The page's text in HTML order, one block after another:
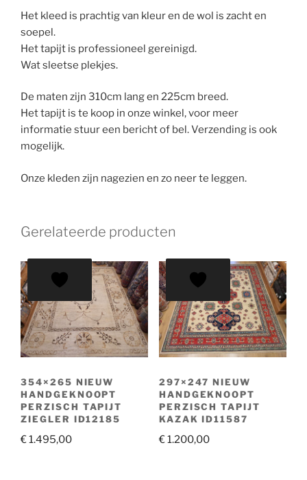
Het kleed is prachtig van kleur en de wol is zacht en
soepel.
Het tapijt is professioneel gereinigd.
Wat sleetse plekjes.
De maten zijn 310cm lang en 225cm breed.
Het tapijt is te koop in onze winkel, voor meer
informatie stuur een bericht of bel. Verzending is ook
mogelijk.
Onze kleden zijn nagezien en zo neer te leggen.
Gerelateerde producten
354×265 NIEUW
HANDGEKNOOPT
PERZISCH TAPIJT
ZIEGLER ID12185
€1.495,00
297×247 NIEUW
HANDGEKNOOPT
PERZISCH TAPIJT
KAZAK ID11587
€1.200,00